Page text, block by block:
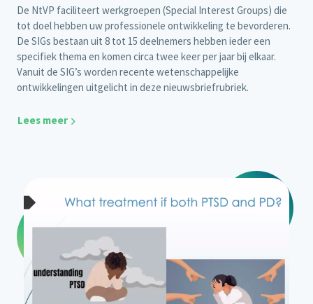
De NtVP faciliteert werkgroepen (Special Interest Groups) die
tot doel hebben uw professionele ontwikkeling te bevorderen.
De SIGs bestaan uit 8 tot 15 deelnemers hebben ieder een
specifiek thema en komen circa twee keer per jaar bij elkaar.
Vanuit de SIG’s worden recente wetenschappelijke
ontwikkelingen uitgelicht in deze nieuwsbriefrubriek.
Lees meer